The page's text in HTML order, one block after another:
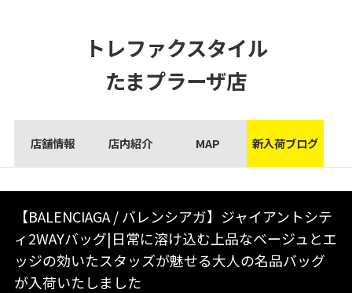
トレファクスタイル
たまプラーザ店
店舗情報 店内紹介 MAP 新入荷ブログ
【BALENCIAGA / バレンシアガ】ジャイアントシテ
ィ2WAYバッグ|日常に溶け込む上品なベージュとエ
ッジの効いたスタッズが魅せる大人の名品バッグ
が入荷いたしました